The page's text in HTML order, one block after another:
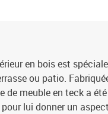
en bois est
ou patio.
meuble en teck a
lui donner un